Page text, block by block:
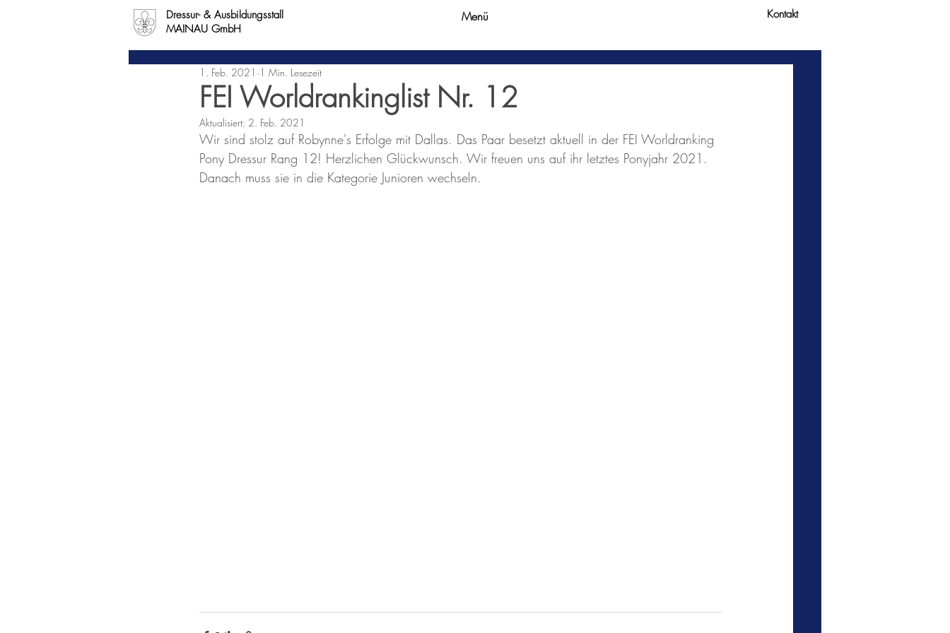
Dressur- & Ausbildungsstall
MAINAU GmbH
Menü Kontakt
FEI Worldrankinglist Nr. 12
1. Feb. 2021 1 Min. Lesezeit
Aktualisiert: 2. Feb. 2021
Wir sind stolz auf Robynne's Erfolge mit Dallas. Das Paar besetzt aktuell in der FEI Worldranking
Pony Dressur Rang 12! Herzlichen Glückwunsch. Wir freuen uns auf ihr letztes Ponyjahr 2021.
Danach muss sie in die Kategorie Junioren wechseln.